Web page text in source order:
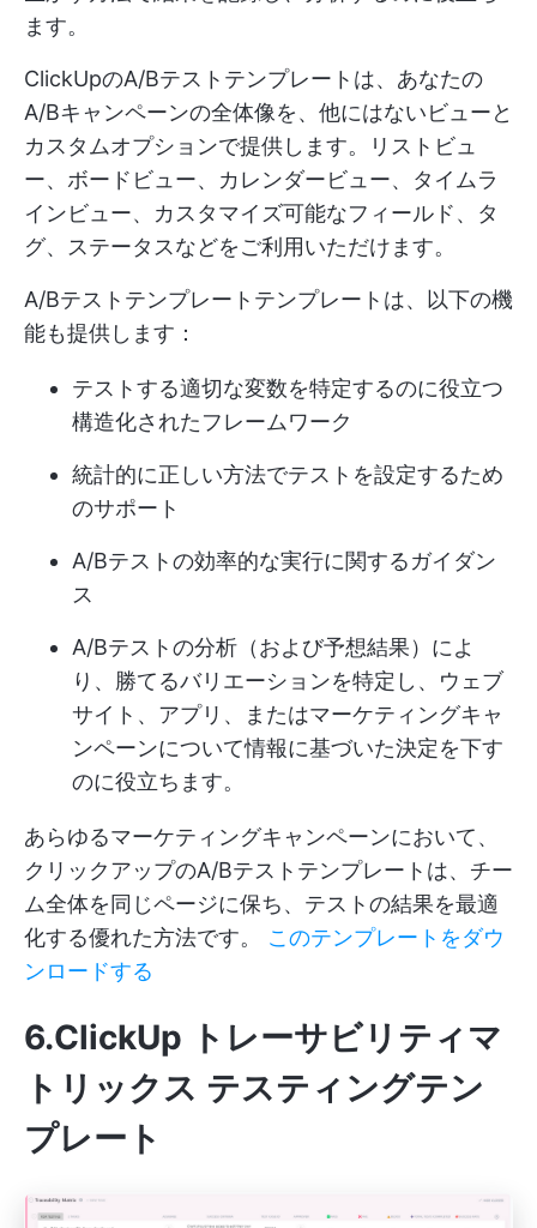
ます。
ClickUpのA/Bテストテンプレートは、あなたの
A/Bキャンペーンの全体像を、他にはないビューと
カスタムオプションで提供します。リストビュ
ー、ボードビュー、カレンダービュー、タイムラ
インビュー、カスタマイズ可能なフィールド、タ
グ、ステータスなどをご利用いただけます。
A/Bテストテンプレートテンプレートは、以下の機
能も提供します：
テストする適切な変数を特定するのに役立つ
構造化されたフレームワーク
統計的に正しい方法でテストを設定するため
のサポート
A/Bテストの効率的な実行に関するガイダン
ス
A/Bテストの分析（および予想結果）によ
り、勝てるバリエーションを特定し、ウェブ
サイト、アプリ、またはマーケティングキャ
ンペーンについて情報に基づいた決定を下す
のに役立ちます。
あらゆるマーケティングキャンペーンにおいて、
クリックアップのA/Bテストテンプレートは、チー
ム全体を同じページに保ち、テストの結果を最適
化する優れた方法です。 このテンプレートをダウ
ンロードする
6.ClickUp トレーサビリティマ
トリックス テスティングテン
プレート